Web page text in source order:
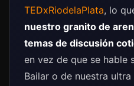
TEDxRiodelaPlata, lo
nuestro granito de
temas de discusión
en vez de que se hable
Bailar o de nuestra